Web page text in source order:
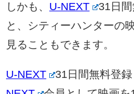
しかも、 U-NEXT
31日
と、シティーハンターの
見ることもできます。
U-NEXT 31日間無料登録